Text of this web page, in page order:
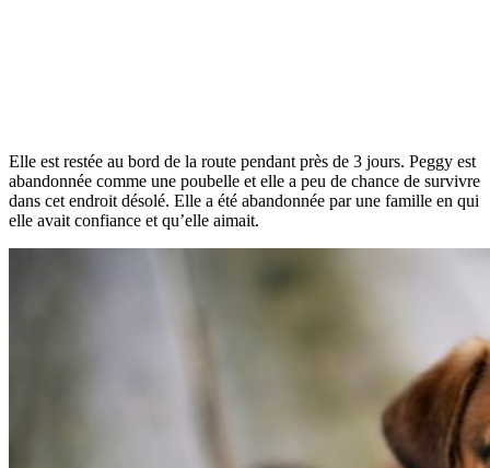
Elle est restée au bord de la route pendant près de 3 jours. Peggy est
abandonnée comme une poubelle et elle a peu de chance de survivre
dans cet endroit désolé. Elle a été abandonnée par une famille en qui
elle avait confiance et qu’elle aimait.